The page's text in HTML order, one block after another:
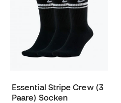
Essential Stripe Crew (3
Paare) Socken